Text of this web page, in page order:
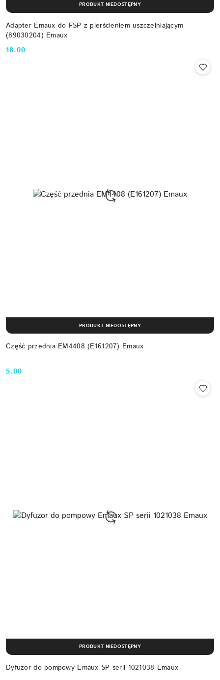
Adapter Emaux do FSP z pierścieniem uszczelniającym
(89030204) Emaux
Cena:
18.00
PRODUKT NIEDOSTĘPNY
Część przednia EM4408 (E161207) Emaux
Cena:
5.00
PRODUKT NIEDOSTĘPNY
Dyfuzor do pompowy Emaux SP serii 1021038 Emaux
PRODUKT NIEDOSTĘPNY